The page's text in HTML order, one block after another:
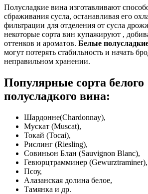
Полусладкие вина изготавливают
сбраживания сусла, останавливая его
фильтрации для отделения от сусла
некоторые сорта вин купажируют ,
оттенков и ароматов. Белые
могут потерять стабильность и начать
неправильном хранении.
Популярные сорта белого
полусладкого вина:
Шардонне(Chardonnay),
Мускат (Muscat),
Токай (Tocai),
Рислинг (Riesling),
Совиньон Блан (Sauvignon Blanc),
Гевюрцтрамминер (Gewurztraminer),
Псоу,
Алазанская долина белое,
Тамянка и др.